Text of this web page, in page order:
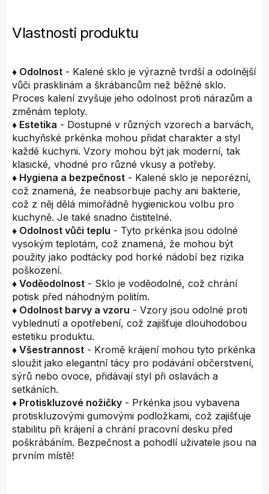
Vlastnosti produktu
♦ Odolnost - Kalené sklo je výrazně tvrdší a odolnější
vůči prasklinám a škrábancům než běžné sklo.
Proces kalení zvyšuje jeho odolnost proti nárazům a
změnám teploty.
♦ Estetika - Dostupné v různých vzorech a barvách,
kuchyňské prkénka mohou přidat charakter a styl
každé kuchyni. Vzory mohou být jak moderní, tak
klasické, vhodné pro různé vkusy a potřeby.
♦ Hygiena a bezpečnost - Kalené sklo je neporézní,
což znamená, že neabsorbuje pachy ani bakterie,
což z něj dělá mimořádně hygienickou volbu pro
kuchyně. Je také snadno čistitelné.
♦ Odolnost vůči teplu - Tyto prkénka jsou odolné
vysokým teplotám, což znamená, že mohou být
použity jako podtácky pod horké nádobí bez rizika
poškození.
♦ Voděodolnost - Sklo je voděodolné, což chrání
potisk před náhodným politím.
♦ Odolnost barvy a vzoru - Vzory jsou odolné proti
vyblednutí a opotřebení, což zajišťuje dlouhodobou
estetiku produktu.
♦ Všestrannost - Kromě krájení mohou tyto prkénka
sloužit jako elegantní tácy pro podávání občerstvení,
sýrů nebo ovoce, přidávají styl při oslavách a
setkáních.
♦ Protiskluzové nožičky - Prkénka jsou vybavena
protiskluzovými gumovými podložkami, což zajišťuje
stabilitu při krájení a chrání pracovní desku před
poškrábáním. Bezpečnost a pohodlí uživatele jsou na
prvním místě!